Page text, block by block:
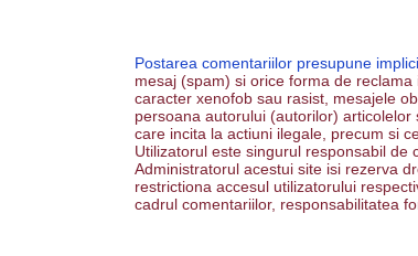
Postarea comentariilor presupune
mesaj (spam) si orice forma de
caracter xenofob sau rasist, mesajele
persoana autorului (autorilor)
care incita la actiuni ilegale, precum si
Utilizatorul este singurul responsabil de
Administratorul acestui site isi rezerva
restrictiona accesul utilizatorului
cadrul comentariilor, responsabilitatea